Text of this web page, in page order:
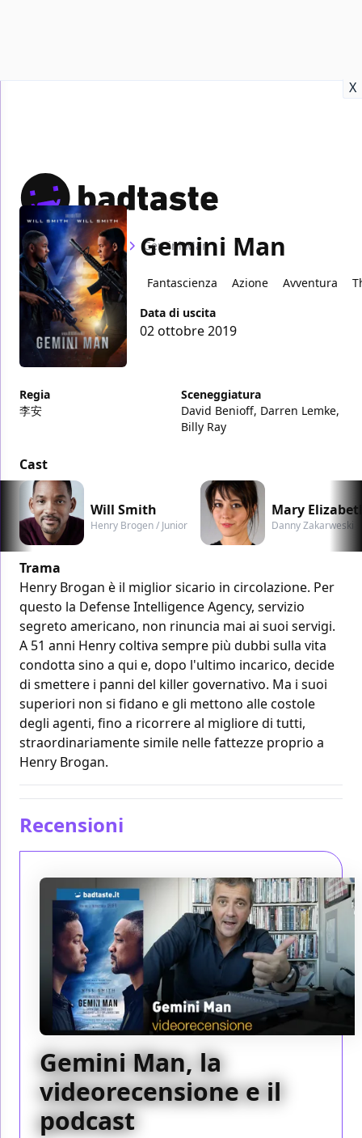
X
Home Film Gemini Man
Gemini Man
Fantascienza Azione Avventura
Data di uscita
02 ottobre 2019
Regia
李安
Sceneggiatura
David Benioff, Darren Lemke,
Billy Ray
Cast
Will Smith
Henry Brogen / Junior
Mary
Danny Zakarweski
Trama
Henry Brogan è il miglior sicario in circolazione. Per
questo la Defense Intelligence Agency, servizio
segreto americano, non rinuncia mai ai suoi servigi.
A 51 anni Henry coltiva sempre più dubbi sulla vita
condotta sino a qui e, dopo l'ultimo incarico, decide
di smettere i panni del killer governativo. Ma i suoi
superiori non si fidano e gli mettono alle costole
degli agenti, fino a ricorrere al migliore di tutti,
straordinariamente simile nelle fattezze proprio a
Henry Brogan.
Recensioni
Gemini Man, la
videorecensione e il
podcast